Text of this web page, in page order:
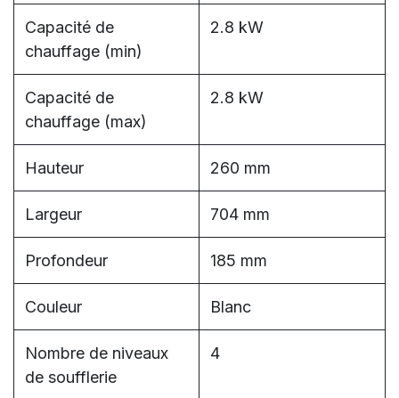
Capacité de
chauffage (min)
2.8 kW
Capacité de
chauffage (max)
2.8 kW
Hauteur 260 mm
Largeur 704 mm
Profondeur 185 mm
Couleur Blanc
Nombre de niveaux
de soufflerie
4